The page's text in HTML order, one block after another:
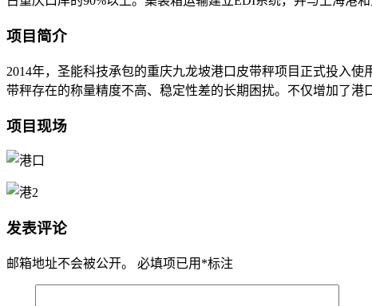
项目简介
2014年，圣能科技承包的重庆九龙坡港口皮带秤项目正式投入
带秤存在的称量精度不高、稳定性差的长期困扰。不仅增加了港
项目现场
发表评论
邮箱地址不会被公开。 必填项已用 *标注